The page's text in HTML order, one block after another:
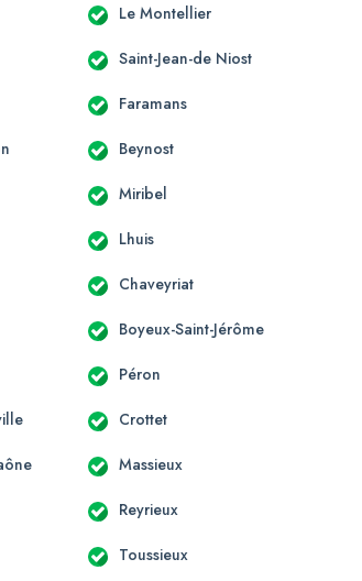
Le Montellier
Saint-Jean-de Niost
Faramans
Beynost
Miribel
Lhuis
Chaveyriat
Boyeux-Saint-Jérôme
Péron
Crottet
Massieux
Reyrieux
Toussieux